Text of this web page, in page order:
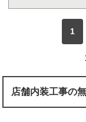
1
店舗内装工事の